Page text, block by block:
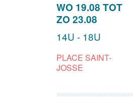
WO 19.08 TOT
ZO 23.08
14U - 18U
PLACE SAINT-
JOSSE